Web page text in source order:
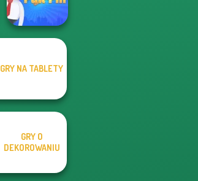
Happy Boss Pull
GRY NA TABLETY
GRY O
DEKOROWANIU